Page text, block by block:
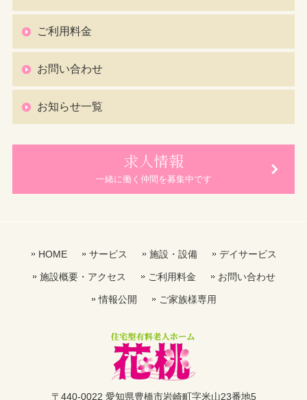
ご利用料金
お問い合わせ
お知らせ一覧
求人情報
一緒に働く仲間を募集中です
HOME サービス 施設・設備 デイサービス
施設概要・アクセス ご利用料金 お問い合わせ
情報公開 ご家族様専用
〒440-0022 愛知県豊橋市岩崎町字米山23番地5